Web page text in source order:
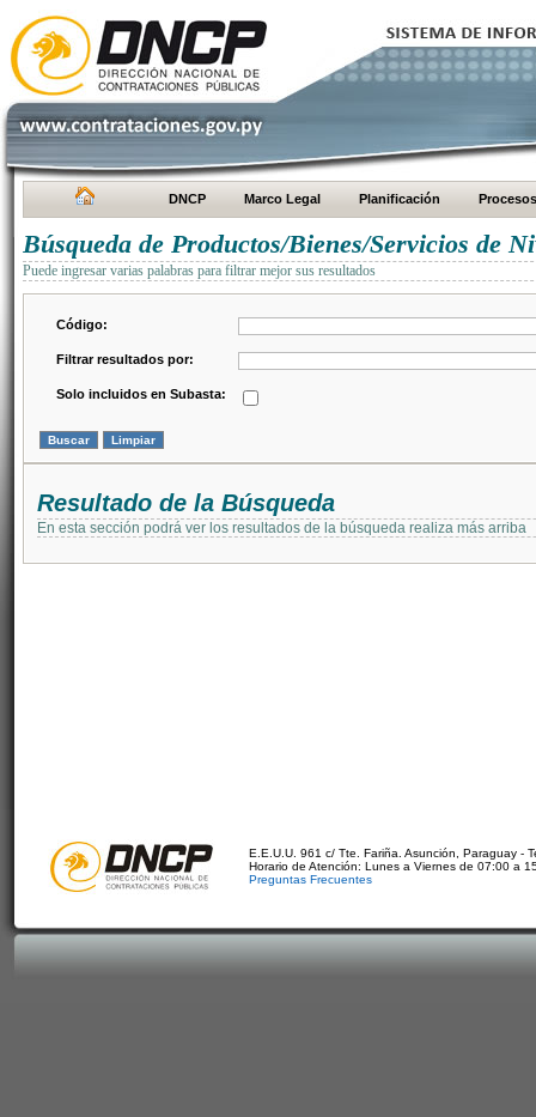
DNCP Marco Legal Planificación Procesos
Búsqueda de Productos/Bienes/Servicios de
Puede ingresar varias palabras para filtrar mejor sus resultados
Código:
Filtrar resultados por:
Solo incluidos en Subasta:
Resultado de la Búsqueda
En esta sección podrá ver los resultados de la búsqueda realiza más arriba
E.E.U.U. 961 c/ Tte. Fariña. Asunción, Paraguay -
Horario de Atención: Lunes a Viernes de 07:00 a
Preguntas Frecuentes